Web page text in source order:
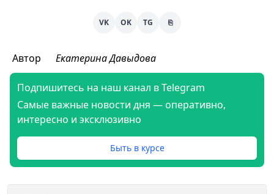
VK OK TG ⎘
Автор Екатерина Давыдова
Подпишитесь на наш канал в Telegram
Самые важные новости дня — оперативно,
интересно и эксклюзивно
Быть в курсе